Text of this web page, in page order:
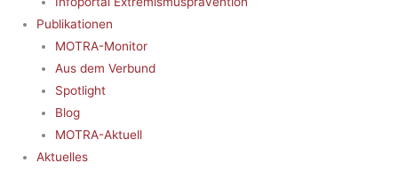
Publikationen
MOTRA-Monitor
Aus dem Verbund
Spotlight
Blog
MOTRA-Aktuell
Aktuelles